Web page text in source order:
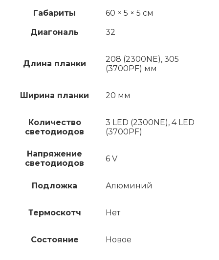
Габариты
60 × 5 × 5 см
Диагональ 32
Длина планки
208 (2300NE), 305
(3700PF) мм
Ширина планки 20 мм
Количество
светодиодов
3 LED (2300NE), 4 LED
(3700PF)
Напряжение
светодиодов
6 V
Подложка Алюминий
Термоскотч Нет
Состояние Новое